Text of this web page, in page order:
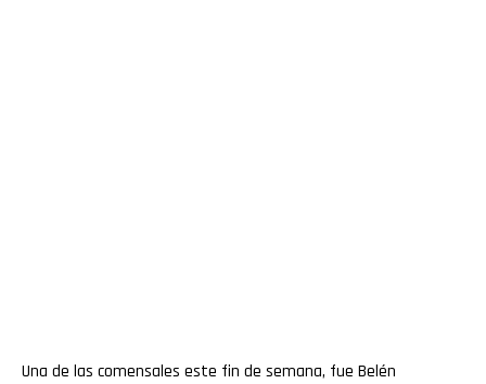
Una de las comensales este fin de semana, fue Belén